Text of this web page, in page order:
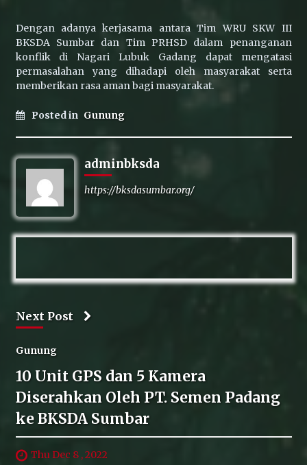
Dengan adanya kerjasama antara Tim WRU SKW III
BKSDA Sumbar dan Tim PRHSD dalam penanganan
konflik di Nagari Lubuk Gadang dapat mengatasi
permasalahan yang dihadapi oleh masyarakat serta
memberikan rasa aman bagi masyarakat.
Posted in Gunung
adminbksda
https://bksdasumbar.org/
Next Post
Gunung
10 Unit GPS dan 5 Kamera
Diserahkan Oleh PT. Semen Padang
ke BKSDA Sumbar
Thu Dec 8 , 2022